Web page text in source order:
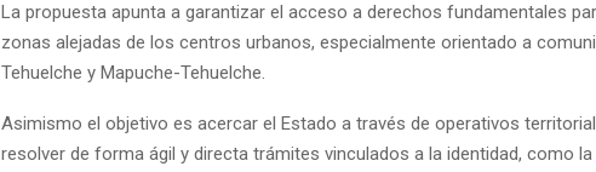
La propuesta apunta a garantizar el acceso a derechos fundamentales
zonas alejadas de los centros urbanos, especialmente orientado a
Tehuelche y Mapuche-Tehuelche.
Asimismo el objetivo es acercar el Estado a través de operativos
resolver de forma ágil y directa trámites vinculados a la identidad, como